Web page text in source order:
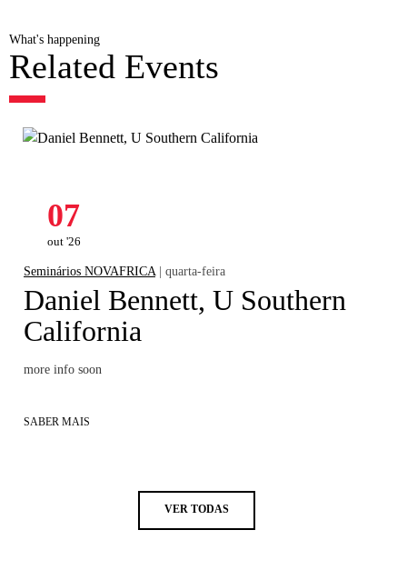
What's happening
Related Events
07
out '26
Seminários NOVAFRICA | quarta-feira
Daniel Bennett, U Southern
California
more info soon
SABER MAIS
VER TODAS